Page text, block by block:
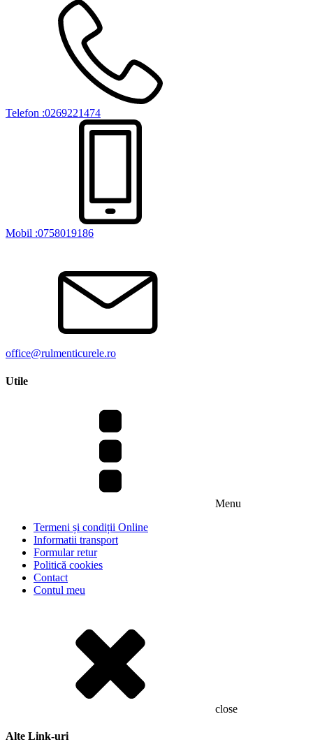
Telefon :0269221474
Mobil :0758019186
office@rulmenticurele.ro
Utile
Menu
Termeni și condiții Online
Informatii transport
Formular retur
Politică cookies
Contact
Contul meu
close
Alte Link-uri